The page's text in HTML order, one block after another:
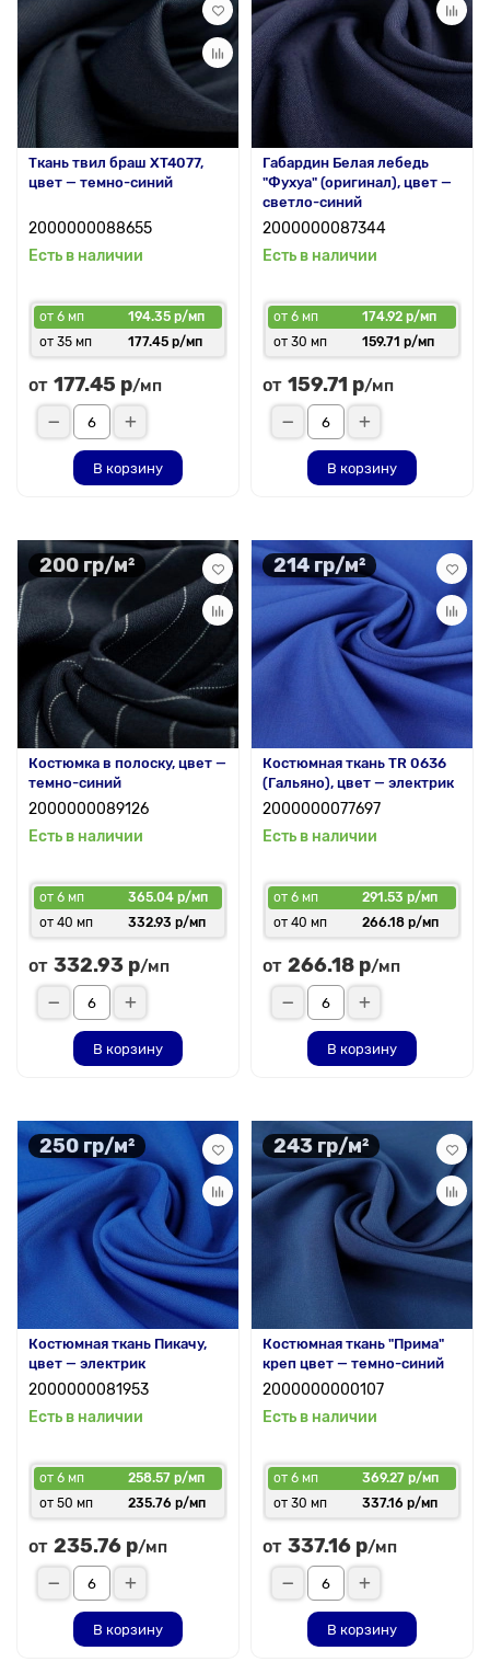
Ткань твил браш XT4077,
цвет — темно-синий
2000000088655
Есть в наличии
от 6 мп
194.35 р/мп
от 35 мп
177.45 р/мп
от 177.45 р/мп
В корзину
Габардин Белая лебедь
"Фухуа" (оригинал), цвет —
светло-синий
2000000087344
Есть в наличии
от 6 мп
174.92 р/мп
от 30 мп
159.71 р/мп
от 159.71 р/мп
В корзину
200 гр/м²
Костюмка в полоску, цвет —
темно-синий
2000000089126
Есть в наличии
от 6 мп
365.04 р/мп
от 40 мп
332.93 р/мп
от 332.93 р/мп
В корзину
214 гр/м²
Костюмная ткань TR 0636
(Гальяно), цвет — электрик
2000000077697
Есть в наличии
от 6 мп
291.53 р/мп
от 40 мп
266.18 р/мп
от 266.18 р/мп
В корзину
250 гр/м²
Костюмная ткань Пикачу,
цвет — электрик
2000000081953
Есть в наличии
от 6 мп
258.57 р/мп
от 50 мп
235.76 р/мп
от 235.76 р/мп
В корзину
243 гр/м²
Костюмная ткань "Прима"
креп цвет — темно-синий
2000000000107
Есть в наличии
от 6 мп
369.27 р/мп
от 30 мп
337.16 р/мп
от 337.16 р/мп
В корзину